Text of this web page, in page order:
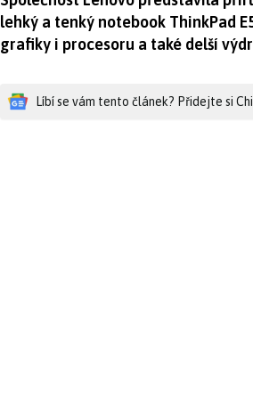
lehký a tenký notebook ThinkPad
grafiky i procesoru a také delší
Líbí se vám tento článek? Přidejte si